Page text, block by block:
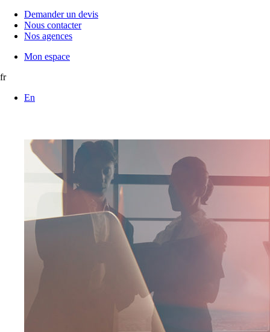
Demander un devis
Nous contacter
Nos agences
Mon espace
fr
En